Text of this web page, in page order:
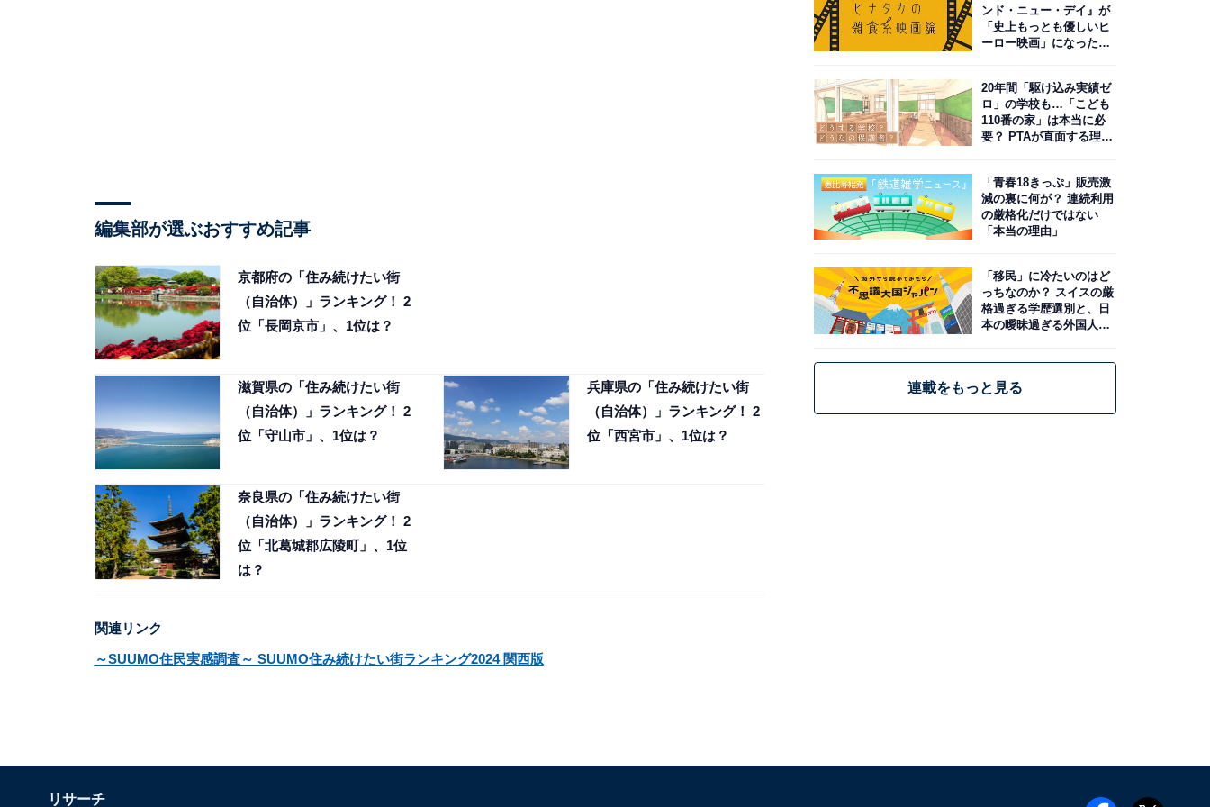
編集部が選ぶおすすめ記事
京都府の「住み続けたい街
（自治体）」ランキング！ 2
位「長岡京市」、1位は？
滋賀県の「住み続けたい街
（自治体）」ランキング！ 2
位「守山市」、1位は？
兵庫県の「住み続けたい街
（自治体）」ランキング！ 2
位「西宮市」、1位は？
奈良県の「住み続けたい街
（自治体）」ランキング！ 2
位「北葛城郡広陵町」、1位
は？
関連リンク
～SUUMO住民実感調査～ SUUMO住み続けたい街ランキング2024 関西版
ンド・ニュー・デイ』が
「史上もっとも優しいヒ
ーロー映画」になった理
20年間「駆け込み実績ゼ
ロ」の学校も…「こども
110番の家」は本当に必
要？ PTAが直面する理想
「青春18きっぷ」販売激
減の裏に何が？ 連続利用
の厳格化だけではない
「本当の理由」
「移民」に冷たいのはど
っちなのか？ スイスの厳
格過ぎる学歴選別と、日
本の曖昧過ぎる外国人政
連載をもっと見る
リサーチ